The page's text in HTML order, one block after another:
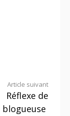
Article suivant
Réflexe de
blogueuse